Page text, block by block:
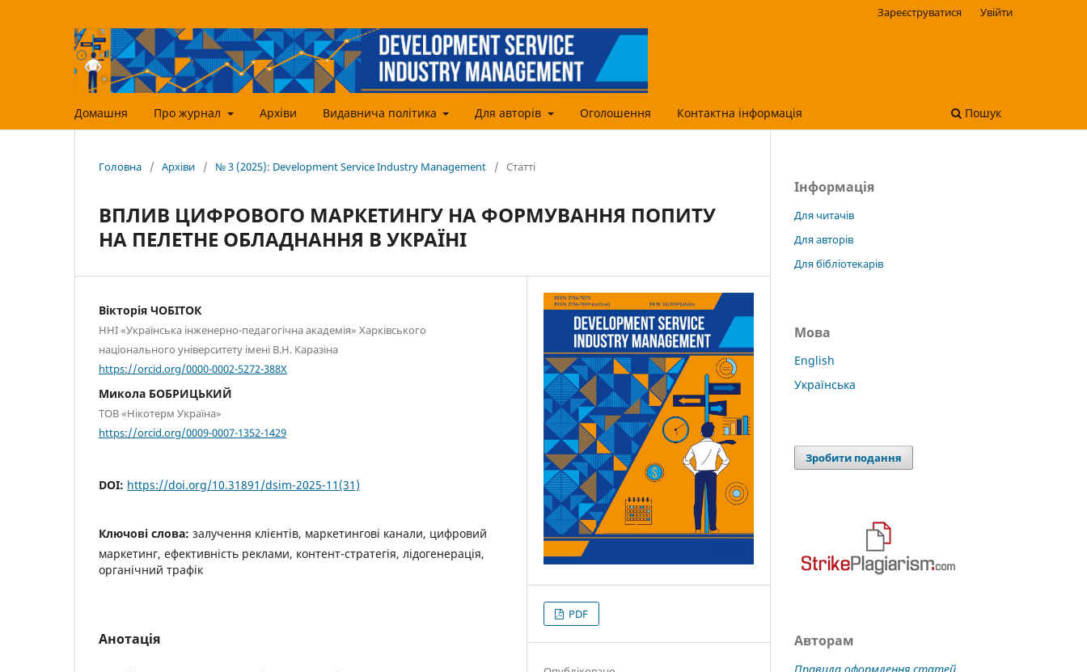
Домашня Про журнал Архіви Видавнича політика Для авторів Оголошення Контактна інформація Пошук
Зареєструватися Увійти
Головна / Архіви / № 3 (2025): Development Service Industry Management / Статті
ВПЛИВ ЦИФРОВОГО МАРКЕТИНГУ НА ФОРМУВАННЯ ПОПИТУ
НА ПЕЛЕТНЕ ОБЛАДНАННЯ В УКРАЇНІ
Вікторія ЧОБІТОК
ННІ «Українська інженерно-педагогічна академія» Харківського
національного університету імені В.Н. Каразіна
https://orcid.org/0000-0002-5272-388X
Микола БОБРИЦЬКИЙ
ТОВ «Нікотерм Україна»
https://orcid.org/0009-0007-1352-1429
DOI: https://doi.org/10.31891/dsim-2025-11(31)
Ключові слова: залучення клієнтів, маркетингові канали, цифровий
маркетинг, ефективність реклами, контент-стратегія, лідогенерація,
органічний трафік
Анотація
PDF
Інформація
Для читачів
Для авторів
Для бібліотекарів
Мова
English
Українська
Зробити подання
Авторам